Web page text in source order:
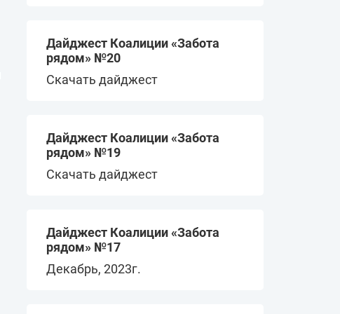
Дайджест Коалиции «Забота
рядом» №20
Скачать дайджест
Дайджест Коалиции «Забота
рядом» №19
Скачать дайджест
Дайджест Коалиции «Забота
рядом» №17
Декабрь, 2023г.